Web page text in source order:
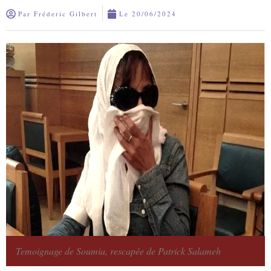
Par Fréderic Gilbert Le 20/06/2024
Temoignage de Soumia, rescapée de Patrick Salameh